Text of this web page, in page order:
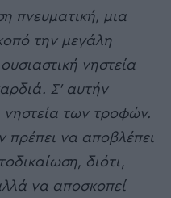
πνευματική, μια
την μεγάλη
νηστεία
Σ’ αυτήν
νηστεία των τροφών.
πρέπει να αποβλέπει
διότι,
να αποσκοπεί